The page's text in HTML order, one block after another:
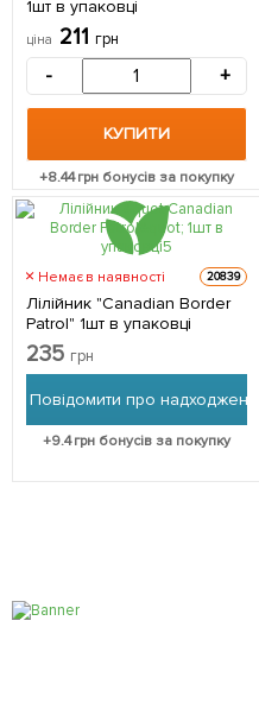
1шт в упаковці
ціна 211 грн
- +
КУПИТИ
+8.44грн бонусів за покупку
Немає в наявності 20839
Лілійник "Canadian Border
Patrol" 1шт в упаковці
235 грн
Повідомити про надходження
+9.4грн бонусів за покупку